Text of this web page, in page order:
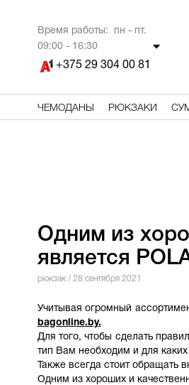
Время работы: пн - пт.
09:00 - 16:30
+375 29 304 00 81
ЧЕМОДАНЫ РЮКЗАКИ
Одним из
является
рюкзак/ 28 сентября 2021
Учитывая огромный
bagonline.by.
Для того, чтобы сделать
тип Вам необходим и для
Также всегда стоит обращать
Одним из хороших и